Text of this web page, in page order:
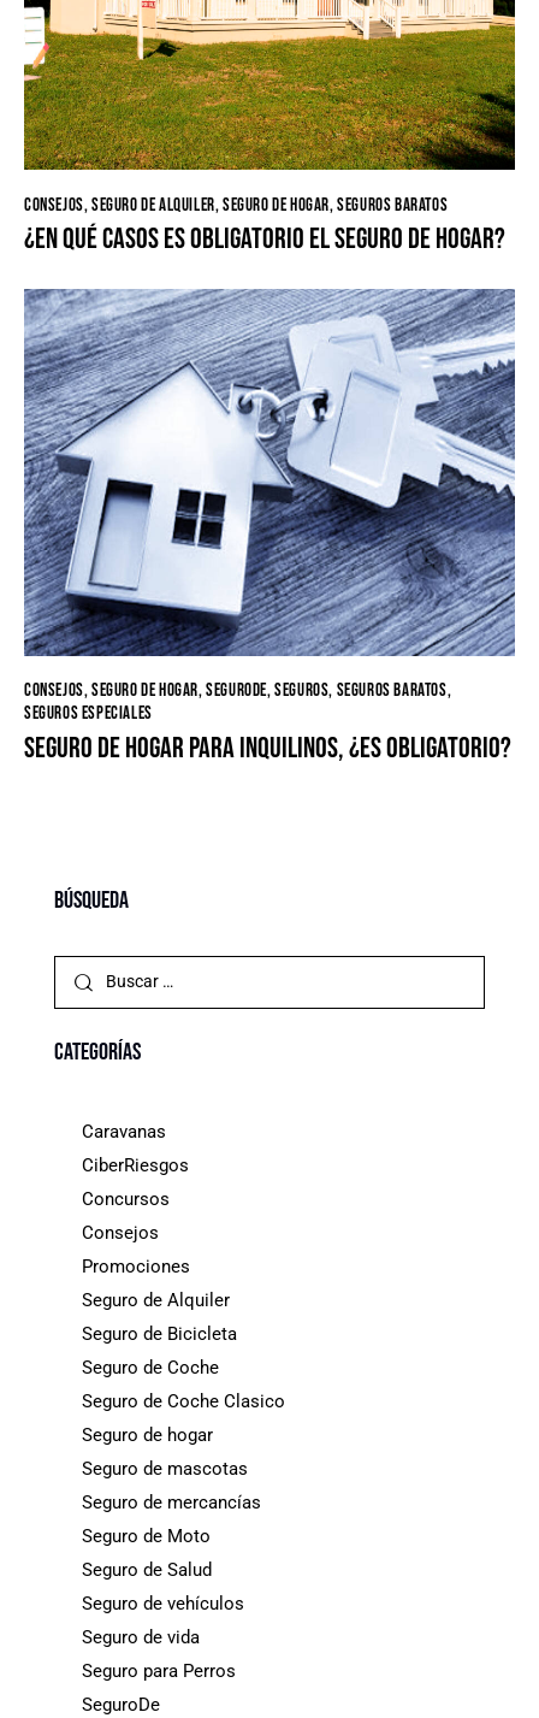
CONSEJOS,SEGURO DE ALQUILER,SEGURO DE HOGAR,SEGUROS BARATOS
¿En qué casos es obligatorio el seguro de hogar?
CONSEJOS,SEGURO DE HOGAR,SEGURODE,SEGUROS, SEGUROS BARATOS,
SEGUROS ESPECIALES
Seguro de hogar para inquilinos, ¿es obligatorio?
Búsqueda
Categorías
Caravanas
CiberRiesgos
Concursos
Consejos
Promociones
Seguro de Alquiler
Seguro de Bicicleta
Seguro de Coche
Seguro de Coche Clasico
Seguro de hogar
Seguro de mascotas
Seguro de mercancías
Seguro de Moto
Seguro de Salud
Seguro de vehículos
Seguro de vida
Seguro para Perros
SeguroDe